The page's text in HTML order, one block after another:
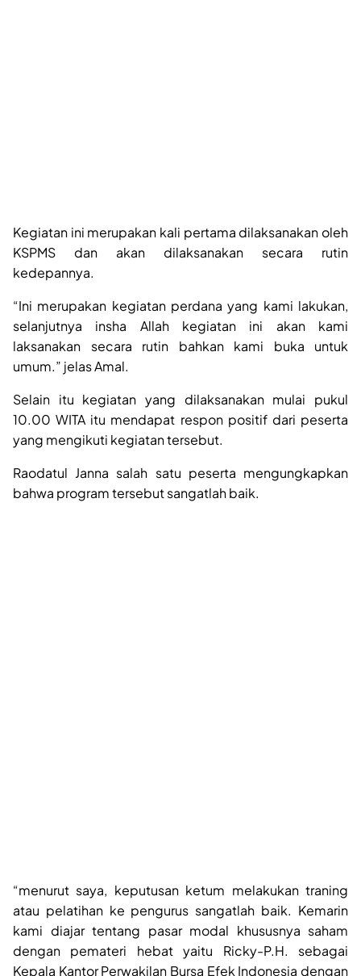
Kegiatan ini merupakan kali pertama dilaksanakan oleh
KSPMS dan akan dilaksanakan secara rutin
kedepannya.
“Ini merupakan kegiatan perdana yang kami lakukan,
selanjutnya insha Allah kegiatan ini akan kami
laksanakan secara rutin bahkan kami buka untuk
umum.” jelas Amal.
Selain itu kegiatan yang dilaksanakan mulai pukul
10.00 WITA itu mendapat respon positif dari peserta
yang mengikuti kegiatan tersebut.
Raodatul Janna salah satu peserta mengungkapkan
bahwa program tersebut sangatlah baik.
“menurut saya, keputusan ketum melakukan traning
atau pelatihan ke pengurus sangatlah baik. Kemarin
kami diajar tentang pasar modal khususnya saham
dengan pemateri hebat yaitu Ricky-P.H. sebagai
Kepala Kantor Perwakilan Bursa Efek Indonesia dengan